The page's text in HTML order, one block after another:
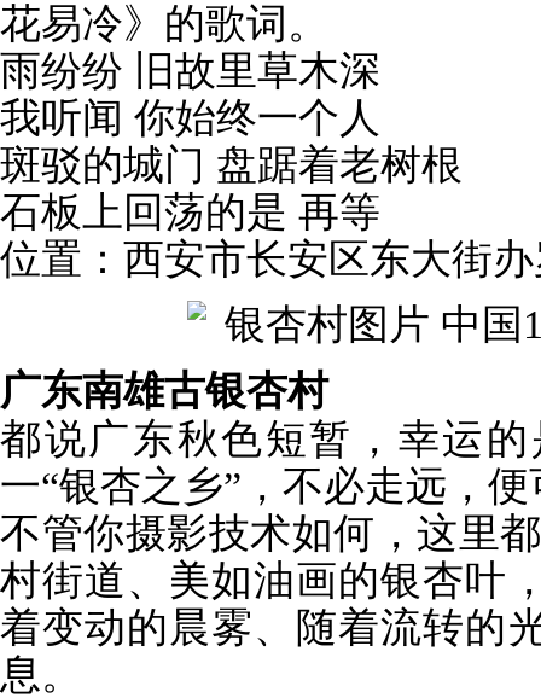
花易冷》的歌词。
雨纷纷 旧故里草木深
我听闻 你始终一个人
斑驳的城门 盘踞着老树根
石板上回荡的是 再等
位置：西安市长安区东大街
广东南雄古银杏村
都说广东秋色短暂，幸运
一“银杏之乡”，不必走远，
不管你摄影技术如何，这里
村街道、美如油画的银杏叶
着变动的晨雾、随着流转的
息。